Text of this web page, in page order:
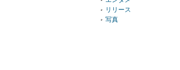
リリース
写真